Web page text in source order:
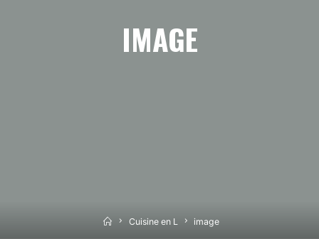
IMAGE
HomeCuisine en L image